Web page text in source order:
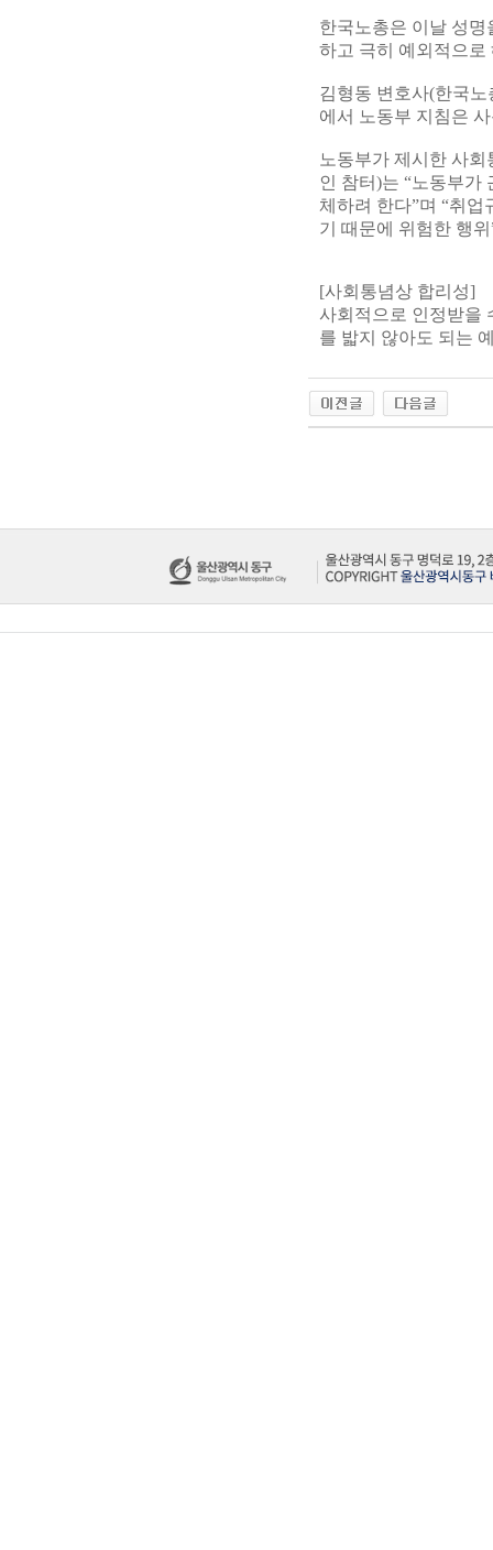
한국노총은 이날 성
하고 극히 예외적으로
김형동 변호사(한국
에서 노동부 지침은
노동부가 제시한 사
인 참터)는 “노동부가
체하려 한다”며 “취
기 때문에 위험한 행
[사회통념상 합리성]
사회적으로 인정받을
를 밟지 않아도 되는